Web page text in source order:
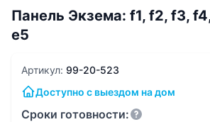
Панель Экзема: f1, f2, f3,
e5
Артикул: 99-20-523
Доступно с выездом на дом
Сроки готовности: